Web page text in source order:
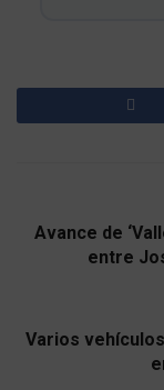
Avance de
entre
Varios